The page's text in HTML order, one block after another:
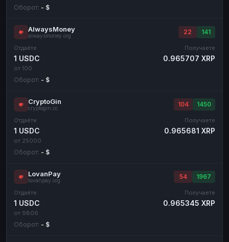
Оборот: - $
AlwaysMoney
alwaysmoney.org
22 141
Отдаёте
1 USDC
от 100
Получаете
0.965707 XRP
Оборот: - $
CryptoGin
cryptogin.cc
104 1450
Отдаёте
1 USDC
от 25000
Получаете
0.965681 XRP
Оборот: - $
LovanPay
lovanpay.org
54 1967
Отдаёте
1 USDC
от 9806
Получаете
0.965345 XRP
Оборот: - $